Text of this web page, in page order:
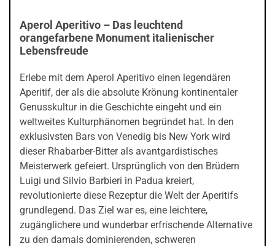
Aperol Aperitivo – Das leuchtend
orangefarbene Monument italienischer
Lebensfreude
Erlebe mit dem Aperol Aperitivo einen legendären
Aperitif, der als die absolute Krönung kontinentaler
Genusskultur in die Geschichte eingeht und ein
weltweites Kulturphänomen begründet hat. In den
exklusivsten Bars von Venedig bis New York wird
dieser Rhabarber-Bitter als avantgardistisches
Meisterwerk gefeiert. Ursprünglich von den Brüdern
Luigi und Silvio Barbieri in Padua kreiert,
revolutionierte diese Rezeptur die Welt der Aperitifs
grundlegend. Das Ziel war es, eine leichtere,
zugänglichere und wunderbar erfrischende Alternative
zu den damals dominierenden, schweren